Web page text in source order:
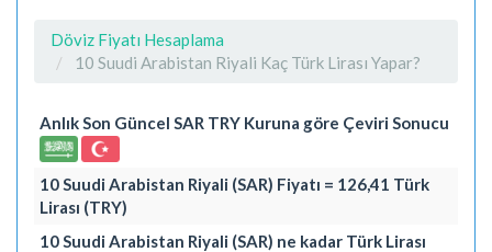
Döviz Fiyatı Hesaplama
10 Suudi Arabistan Riyali Kaç Türk Lirası Yapar?
Anlık Son Güncel SAR TRY Kuruna göre Çeviri Sonucu
10 Suudi Arabistan Riyali (SAR) Fiyatı = 126,41 Türk
Lirası (TRY)
10 Suudi Arabistan Riyali (SAR) ne kadar Türk Lirası